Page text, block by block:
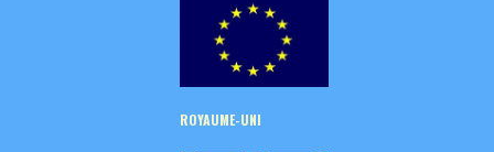
ROYAUME-UNI